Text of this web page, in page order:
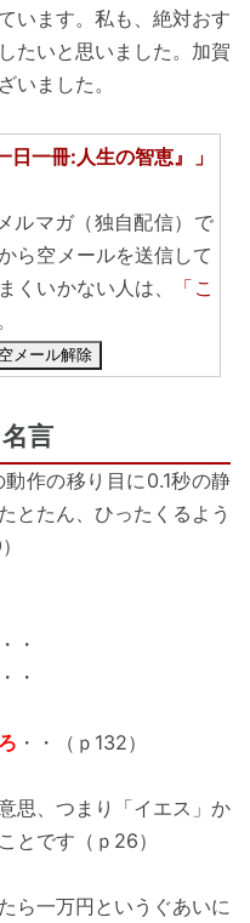
います。私も、絶対おす
たいと思いました。加賀
いました。
一冊:人生の智恵』」
ルマガ（独自配信）で
ら空メールを送信して
くいかない人は、
「こ
空メール解除
言
作の移り目に0.1秒の静
とたん、ひったくるよう
・
・
・・（ｐ132）
思、つまり「イエス」か
とです（ｐ26）
ら一万円というぐあいに